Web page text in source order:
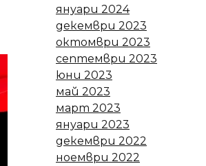
януари 2024
декември 2023
октомври 2023
септември 2023
юни 2023
май 2023
март 2023
януари 2023
декември 2022
ноември 2022